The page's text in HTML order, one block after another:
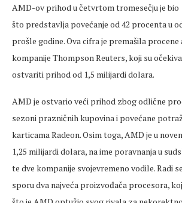
AMD-ov prihod u četvrtom tromesečju je bio
što predstavlja povećanje od 42 procenta u
prošle godine. Ova cifra je premašila
kompanije Thompson Reuters, koji su
ostvariti prihod od 1,5 milijardi dolara.
AMD je ostvario veći prihod zbog odlične
sezoni prazničnih kupovina i povećane
karticama Radeon. Osim toga, AMD je u
1,25 milijardi dolara, na ime poravnanja u
te dve kompanije svojevremeno vodile. Radi
sporu dva najveća proizvođača procesora,